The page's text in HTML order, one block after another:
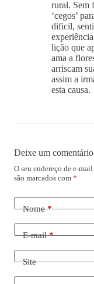
rural. Sem
‘cegos’
dificil,
lição que
ama a
arriscam
assim a
esta causa.
Deixe um comentário
O seu endereço de e-
são marcados com *
Nome*
E-mail*
Site